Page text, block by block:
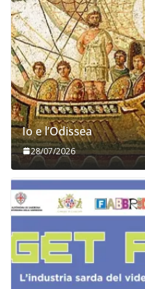
Io e l’Odissea
28/07/2026